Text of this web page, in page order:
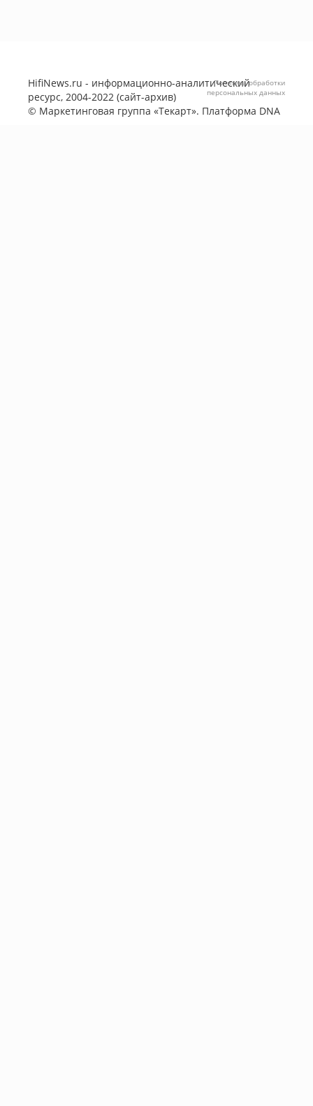
HifiNews.ru - информационно-аналитический
ресурс, 2004-2022 (сайт-архив)
© Маркетинговая группа «Текарт». Платформа DNA
Политика обработки
персональных данных